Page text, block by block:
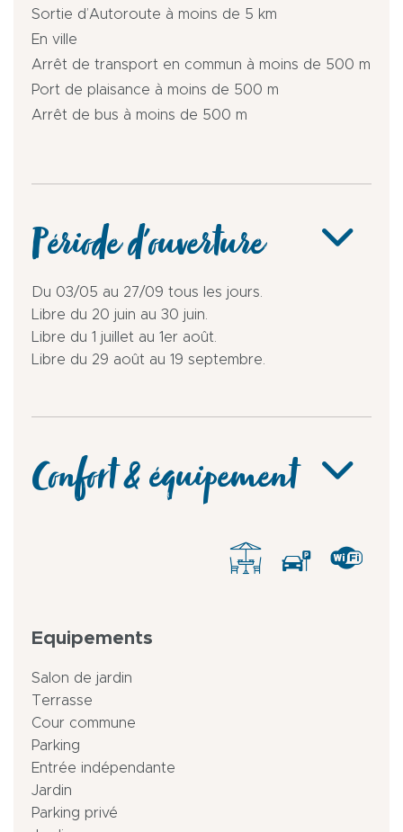
Sortie d’Autoroute à moins de 5 km
En ville
Arrêt de transport en commun à moins de 500 m
Port de plaisance à moins de 500 m
Arrêt de bus à moins de 500 m
Période d'ouverture
Du 03/05 au 27/09 tous les jours.
Libre du 20 juin au 30 juin.
Libre du 1 juillet au 1er août.
Libre du 29 août au 19 septembre.
Confort & équipement
Equipements
Salon de jardin
Terrasse
Cour commune
Parking
Entrée indépendante
Jardin
Parking privé